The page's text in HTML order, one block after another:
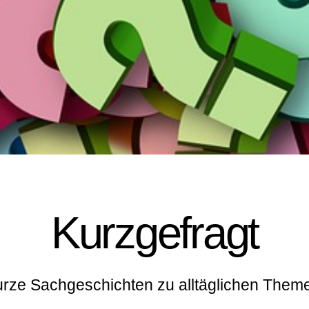
Kurzgefragt
Sachgeschichten zu alltäglichen